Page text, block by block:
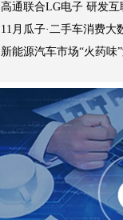
高通联合LG电子 研发
11月瓜子·二手车消费
新能源汽车市场“火药味